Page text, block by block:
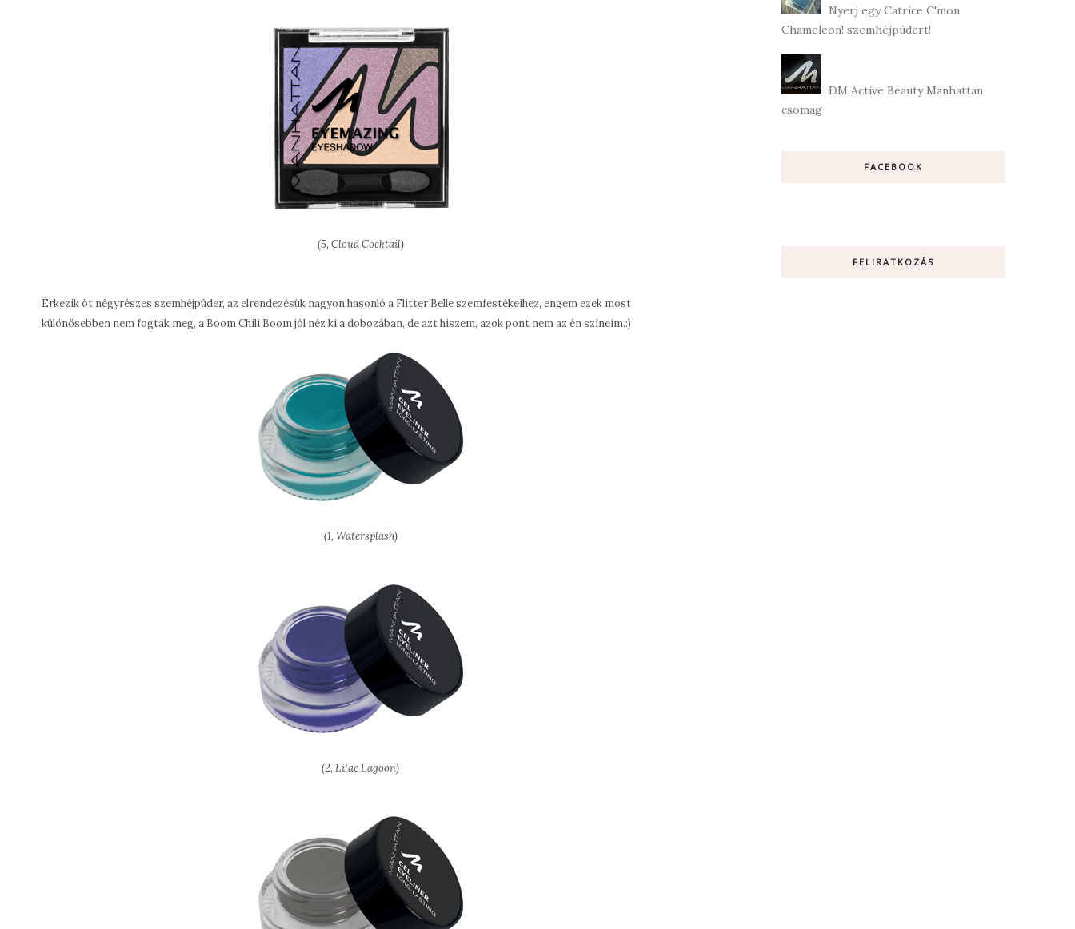
(5, Cloud Cocktail)
Érkezik öt négyrészes szemhéjpúder, az elrendezésük nagyon hasonló a Flitter Belle szemfestékeihez, engem ezek most
különösebben nem fogtak meg, a Boom Chili Boom jól néz ki a dobozában, de azt hiszem, azok pont nem az én színeim.:)
(1, Watersplash)
(2, Lilac Lagoon)
Nyerj egy Catrice C'mon
Chameleon! szemhéjpúdert!
DM Active Beauty Manhattan
csomag
FACEBOOK
FELIRATKOZÁS